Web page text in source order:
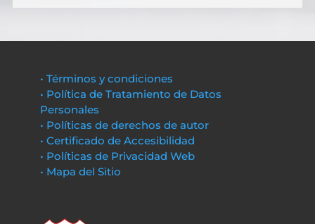
• Términos y condiciones
• Política de Tratamiento de Datos
Personales
• Políticas de derechos de autor
• Certificado de Accesibilidad
• Políticas de Privacidad Web
• Mapa del Sitio